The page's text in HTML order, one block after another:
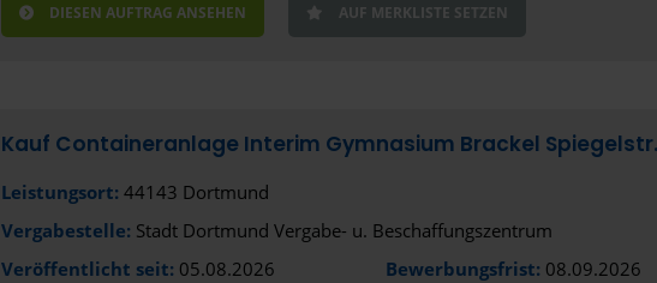
DIESEN AUFTRAG ANSEHEN AUF MERKLISTE SETZEN
Kauf Containeranlage Interim Gymnasium Brackel Spiegelstr.
Leistungsort: 44143 Dortmund
Vergabestelle: Stadt Dortmund Vergabe- u. Beschaffungszentrum
Veröffentlicht seit: 05.08.2026 Bewerbungsfrist: 08.09.2026